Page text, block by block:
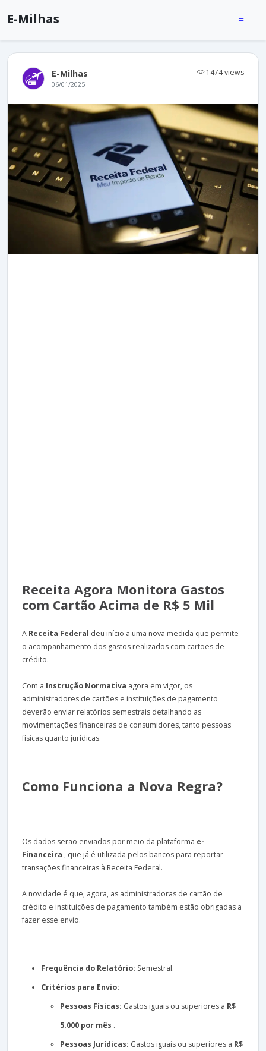
E-Milhas
E-Milhas 1474 views
06/01/2025
Receita Agora Monitora Gastos
com Cartão Acima de R$ 5 Mil
A Receita Federal deu início a uma nova medida que permite
o acompanhamento dos gastos realizados com cartões de
crédito.
Com a Instrução Normativa agora em vigor, os
administradores de cartões e instituições de pagamento
deverão enviar relatórios semestrais detalhando as
movimentações financeiras de consumidores, tanto pessoas
físicas quanto jurídicas.
Como Funciona a Nova Regra?
Os dados serão enviados por meio da plataforma e-
Financeira , que já é utilizada pelos bancos para reportar
transações financeiras à Receita Federal.
A novidade é que, agora, as administradoras de cartão de
crédito e instituições de pagamento também estão obrigadas a
fazer esse envio.
Frequência do Relatório: Semestral.
Critérios para Envio:
Pessoas Físicas: Gastos iguais ou superiores a R$
5.000 por mês .
Pessoas Jurídicas: Gastos iguais ou superiores a R$